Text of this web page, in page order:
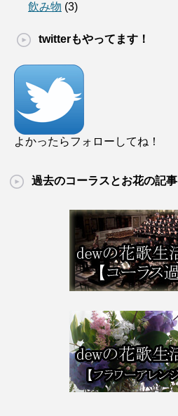
飲み物 (3)
twitterもやってます！
よかったらフォローしてね！
過去のコーラスとお花の記事